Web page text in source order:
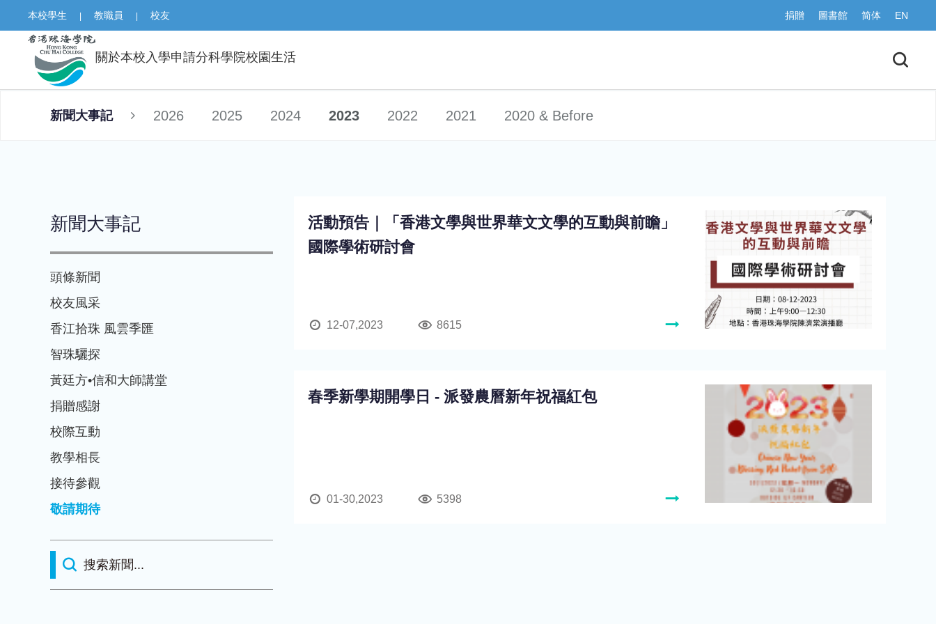
本校學生 | 教職員 | 校友 捐贈 圖書館 简体 EN
關於本校入學申請分科學院校園生活
新聞大事記 2026 2025 2024 2023 2022 2021 2020 & Before
新聞大事記
頭條新聞
校友風采
香江拾珠 風雲季匯
智珠驪探
黃廷方•信和大師講堂
捐贈感謝
校際互動
教學相長
接待參觀
敬請期待
活動預告｜「香港文學與世界華文文學的互動與前瞻」
國際學術研討會
12-07,2023 8615
春季新學期開學日 - 派發農曆新年祝福紅包
01-30,2023 5398